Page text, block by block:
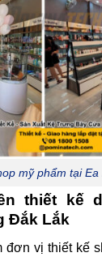
mỹ phẩm tại
thiết kế
Đắk Lắk
đơn vị thiết kế